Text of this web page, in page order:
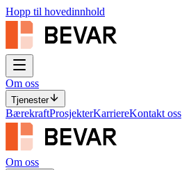
Hopp til hovedinnhold
Om oss
Tjenester
BærekraftProsjekterKarriereKontakt oss
Om oss